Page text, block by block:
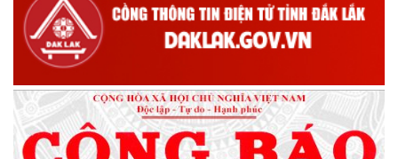
(21/07/2026)
ĐẢNG ỦY XÃ CƯ M’TA CÔNG BỐ CÁC QUYẾT ĐỊNH VỀ CÔNG
(21/07/2026)
ĐIỂM TỰA PHÁT TRIỂN KINH TẾ CỦA THANH NIÊN XÃ CƯ M’TA